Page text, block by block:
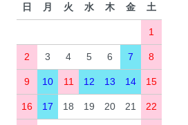
日
月 火 水 木 金 土
1
2 3 4 5 6 7 8
9 10 11 12 13 14 15
16 17 18 19 20 21 22